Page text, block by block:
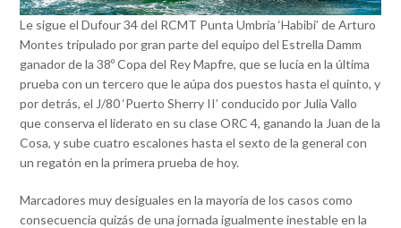
Le sigue el Dufour 34 del RCMT Punta Umbría ‘Habibi’ de Arturo
Montes tripulado por gran parte del equipo del Estrella Damm
ganador de la 38º Copa del Rey Mapfre, que se lucía en la última
prueba con un tercero que le aúpa dos puestos hasta el quinto, y
por detrás, el J/80 ‘Puerto Sherry II’ conducido por Julia Vallo
que conserva el liderato en su clase ORC 4, ganando la Juan de la
Cosa, y sube cuatro escalones hasta el sexto de la general con
un regatón en la primera prueba de hoy.
Marcadores muy desiguales en la mayoría de los casos como
consecuencia quizás de una jornada igualmente inestable en la